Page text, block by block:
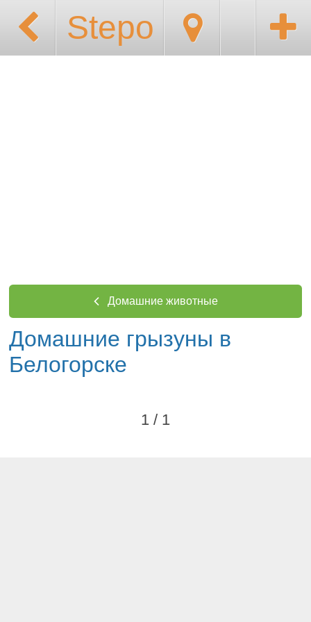
Stepo
Домашние животные
Домашние грызуны в
Белогорске
1 / 1